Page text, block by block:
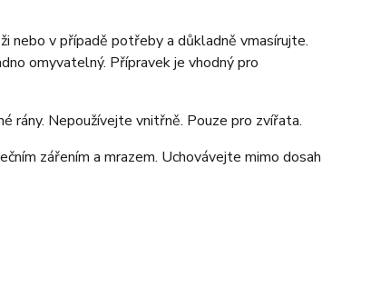
nebo v případě potřeby a důkladně vmasírujte.
omyvatelný. Přípravek je vhodný pro
rány. Nepoužívejte vnitřně. Pouze pro zvířata.
zářením a mrazem. Uchovávejte mimo dosah